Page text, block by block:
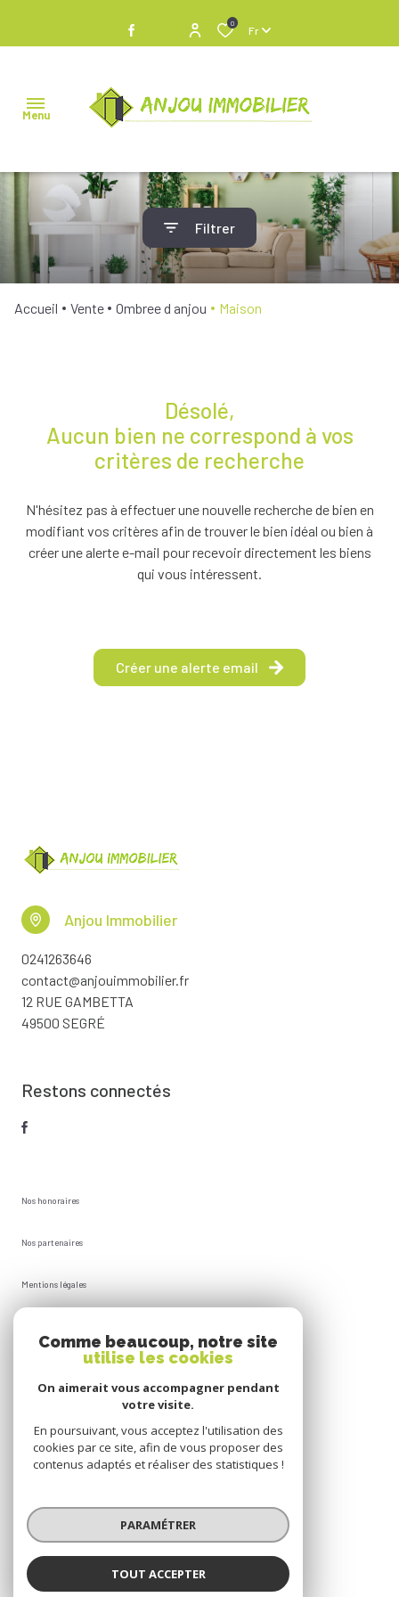
0
Fr
Menu
NOS
BIENS À
VENDRE
LOCATION
VOTRE
BIEN
Filtrer
Accueil Vente Ombree d anjou Maison
Désolé,
Aucun bien ne correspond à vos
critères de recherche
N'hésitez pas à effectuer une nouvelle recherche de bien en
modifiant vos critères afin de trouver le bien idéal ou bien à
créer une alerte e-mail pour recevoir directement les biens
qui vous intéressent.
Créer une alerte email
Anjou Immobilier
0241263646
contact@anjouimmobilier.fr
12 RUE GAMBETTA
49500 SEGRÉ
Restons connectés
Nos honoraires
Nos partenaires
Mentions légales
Cookies
© 2026 | Tous droits réservés
Réalisé par
Comme beaucoup, notre site
utilise les cookies
On aimerait vous accompagner pendant
votre visite.
En poursuivant, vous acceptez l'utilisation des
cookies par ce site, afin de vous proposer des
contenus adaptés et réaliser des statistiques !
PARAMÉTRER
TOUT ACCEPTER